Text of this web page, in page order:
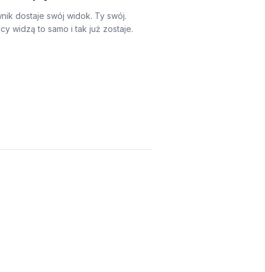
dostaje swój widok. Ty swój.
widzą to samo i tak już zostaje.